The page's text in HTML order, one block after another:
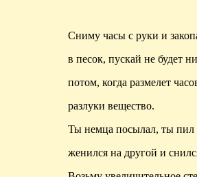
Сниму часы с руки и
в песок, пускай не будет
потом, когда размелет
разлуки вещество.
Ты немца посылал, ты пил
женился на другой и